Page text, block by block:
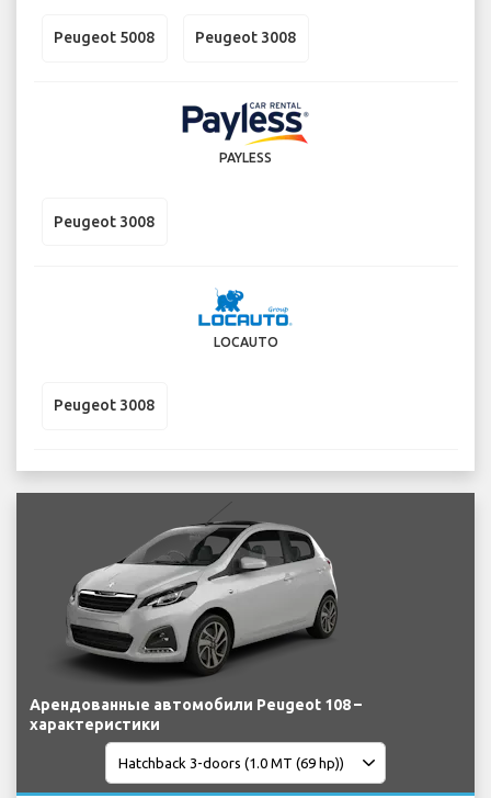
Peugeot 5008 Peugeot 3008
PAYLESS
Peugeot 3008
LOCAUTO
Peugeot 3008
Арендованные автомобили Peugeot 108 –
характеристики